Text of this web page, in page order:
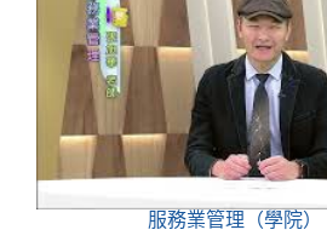
服務業管理（學院）